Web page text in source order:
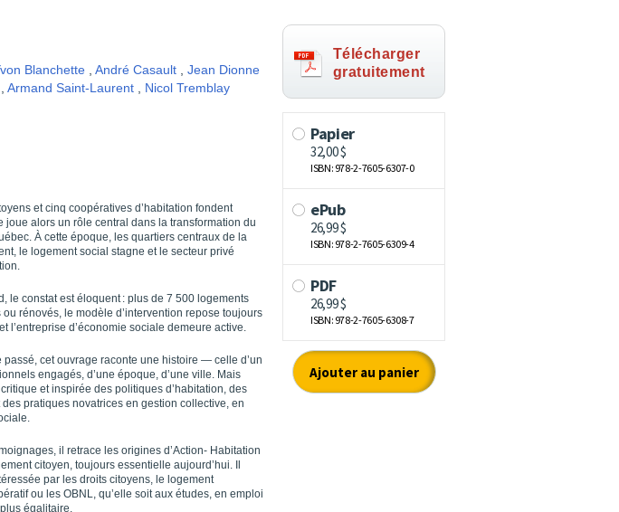
Blanchette André Casault
Jean Dionne
Armand Saint-Laurent
Nicol Tremblay
et cinq coopératives d’habitation fondent
joue alors un rôle central dans la transformation du
À cette époque, les quartiers centraux de la
le logement social stagne et le secteur privé
le constat est éloquent : plus de 7 500 logements
rénovés, le modèle d’intervention repose toujours
l’entreprise d’économie sociale demeure active.
passé, cet ouvrage raconte une histoire — celle d’un
engagés, d’une époque, d’une ville. Mais
et inspirée des politiques d’habitation, des
pratiques novatrices en gestion collective, en
il retrace les origines d’Action- Habitation
citoyen, toujours essentielle aujourd’hui. Il
par les droits citoyens, le logement
ou les OBNL, qu’elle soit aux études, en emploi
égalitaire.
Télécharger
gratuitement